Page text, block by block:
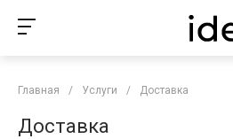
Главная / Услуги / Доставка
Доставка